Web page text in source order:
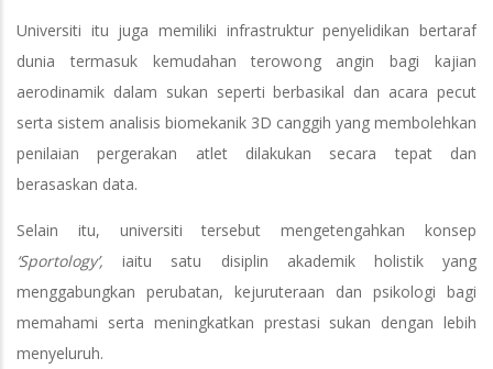
Universiti itu juga memiliki infrastruktur penyelidikan bertaraf
dunia termasuk kemudahan terowong angin bagi kajian
aerodinamik dalam sukan seperti berbasikal dan acara pecut
serta sistem analisis biomekanik 3D canggih yang membolehkan
penilaian pergerakan atlet dilakukan secara tepat dan
berasaskan data.
Selain itu, universiti tersebut mengetengahkan konsep
‘Sportology’, iaitu satu disiplin akademik holistik yang
menggabungkan perubatan, kejuruteraan dan psikologi bagi
memahami serta meningkatkan prestasi sukan dengan lebih
menyeluruh.